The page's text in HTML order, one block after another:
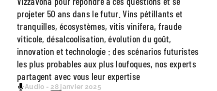
projeter 50 ans dans le futur. Vins pétillants et
tranquilles, écosystèmes, vitis vinifera, fraude
viticole, désalcoolisation, évolution du goût,
innovation et technologie : des scénarios futuristes
les plus probables aux plus loufoques, nos experts
partagent avec vous leur expertise
Audio - 28 janvier 2025